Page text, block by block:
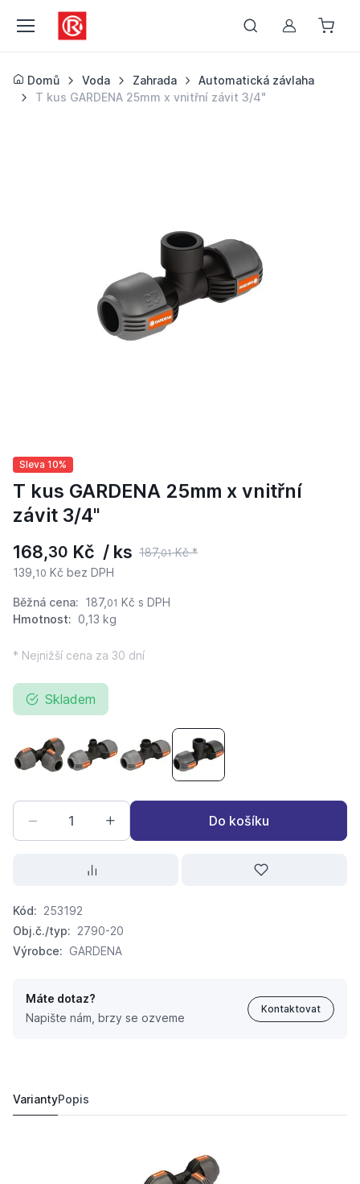
Můj účet
Domů Voda Zahrada
Automatická závlaha
T kus GARDENA 25mm x vnitřní závit 3/4"
Sleva 10%
T kus GARDENA 25mm x vnitřní
závit 3/4"
168,30 Kč / ks 187,01Kč *
139, 10 Kč bez DPH
Běžná cena: 187, 01 Kč s DPH
Hmotnost: 0,13 kg
* Nejnižší cena za 30 dní
Skladem
T kus GARDENA 25mm
T kus GARDENA 25mm x vnější závit 1/2"
T kus GARDENA 25mm x vnější závit
T kus GARDENA 25mm x
Do košíku
Kód: 253192
Obj.č./typ: 2790-20
Výrobce: GARDENA
Máte dotaz?
Napište nám, brzy se ozveme
Kontaktovat
VariantyPopis